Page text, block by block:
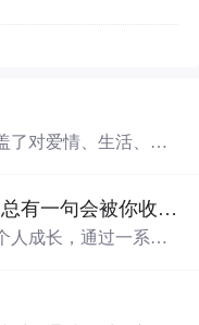
了对爱情、生活、时
郭敬明的最伤感经典125句（总有一句会被你收藏在心里）（看了顶哦）
人成长，通过一系列